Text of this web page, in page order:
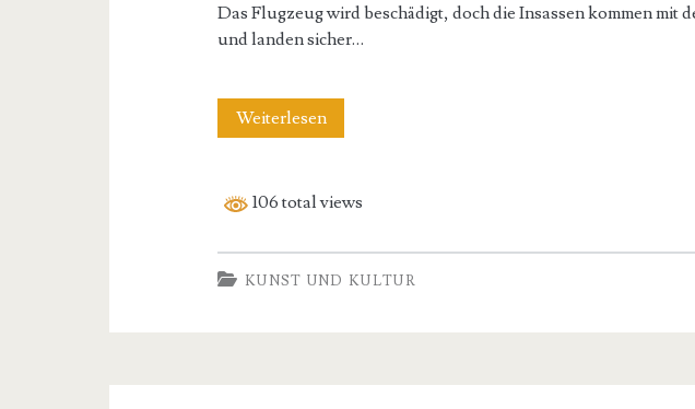
Das Flugzeug wird beschädigt, doch die Insassen kommen mit
und landen sicher…
WeiterlesenAnomalie
106 total views
KUNST UND KULTUR